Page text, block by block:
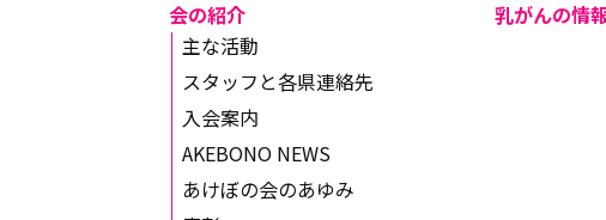
会の紹介
主な活動
スタッフと各県連絡先
入会案内
AKEBONO NEWS
あけぼの会のあゆみ
乳がんの情